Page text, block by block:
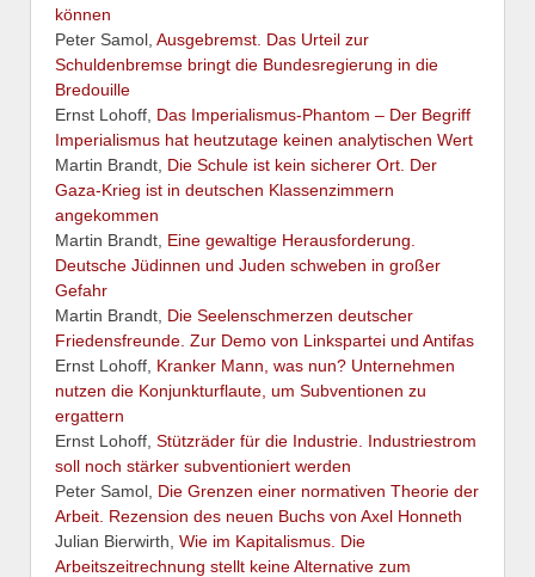
können
Peter Samol, Ausgebremst. Das Urteil zur
Schuldenbremse bringt die Bundesregierung in die
Bredouille
Ernst Lohoff, Das Imperialismus-Phantom – Der Begriff
Imperialismus hat heutzutage keinen analytischen Wert
Martin Brandt, Die Schule ist kein sicherer Ort. Der
Gaza-Krieg ist in deutschen Klassenzimmern
angekommen
Martin Brandt, Eine gewaltige Herausforderung.
Deutsche Jüdinnen und Juden schweben in großer
Gefahr
Martin Brandt, Die Seelenschmerzen deutscher
Friedensfreunde. Zur Demo von Linkspartei und Antifas
Ernst Lohoff, Kranker Mann, was nun? Unternehmen
nutzen die Konjunkturflaute, um Subventionen zu
ergattern
Ernst Lohoff, Stützräder für die Industrie. Industriestrom
soll noch stärker subventioniert werden
Peter Samol, Die Grenzen einer normativen Theorie der
Arbeit. Rezension des neuen Buchs von Axel Honneth
Julian Bierwirth, Wie im Kapitalismus. Die
Arbeitszeitrechnung stellt keine Alternative zum